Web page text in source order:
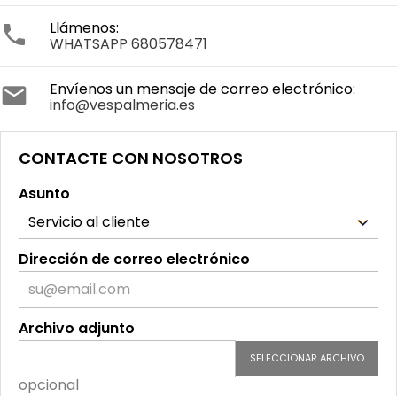
 Llámenos:
WHATSAPP 680578471
 Envíenos un mensaje de correo electrónico:
info@vespalmeria.es
CONTACTE CON NOSOTROS
Asunto
Dirección de correo electrónico
Archivo adjunto
SELECCIONAR ARCHIVO
opcional